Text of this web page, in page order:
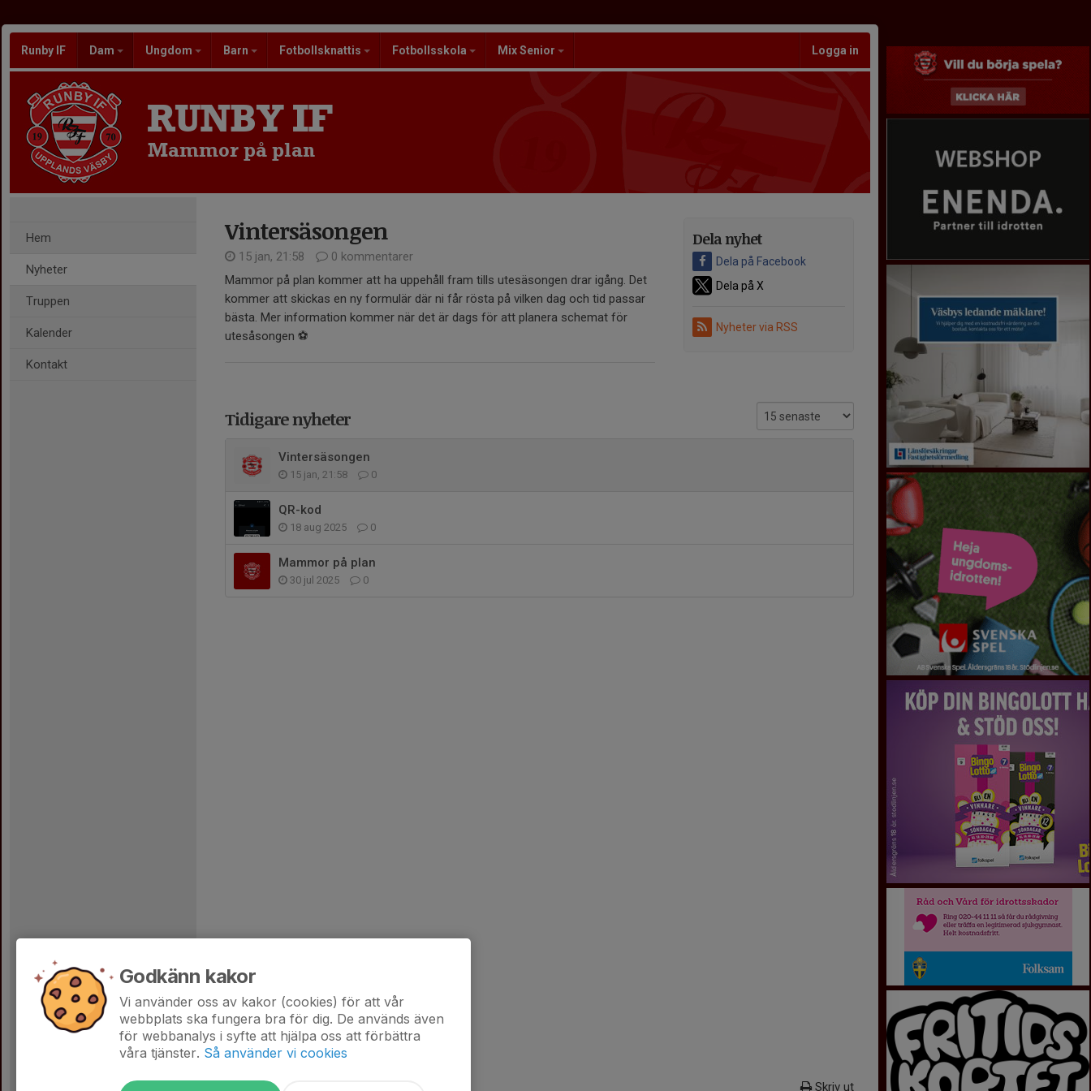
Runby IF Dam Ungdom Barn Fotbollsknattis Fotbollsskola Mix Senior Logga in
RUNBY IF
Mammor på plan
Hem
Nyheter
Truppen
Kalender
Kontakt
Dela nyhet
Dela på Facebook
Dela på X
Nyheter via RSS
Vintersäsongen
15 jan, 21:58
0 kommentarer
Mammor på plan kommer att ha uppehåll fram tills utesäsongen drar igång. Det
kommer att skickas en ny formulär där ni får rösta på vilken dag och tid passar
bästa. Mer information kommer när det är dags för att planera schemat för
utesåsongen ⚽️
Tidigare nyheter
Vintersäsongen
15 jan, 21:58 0
QR-kod
18 aug 2025 0
Mammor på plan
30 jul 2025 0
Skriv ut
Godkänn kakor
Vi använder oss av kakor (cookies) för att vår
webbplats ska fungera bra för dig. De används även
för webbanalys i syfte att hjälpa oss att förbättra
våra tjänster. Så använder vi cookies